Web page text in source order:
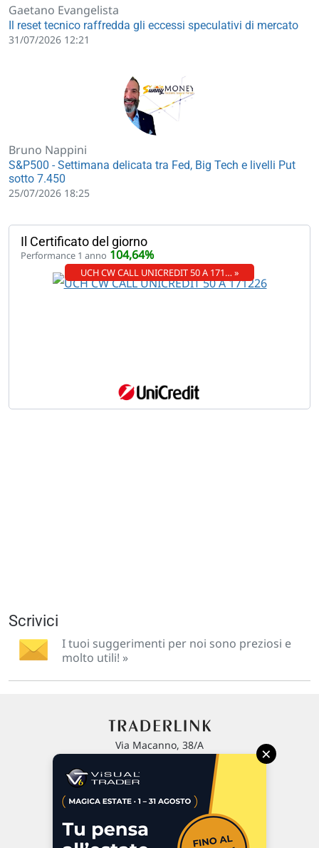
Gaetano Evangelista
Il reset tecnico raffredda gli eccessi speculativi di mercato
31/07/2026 12:21
Bruno Nappini
S&P500 - Settimana delicata tra Fed, Big Tech e livelli Put
sotto 7.450
25/07/2026 18:25
Il Certificato del giorno
Performance 1 anno 104,64%
UCH CW CALL UNICREDIT 50 A 171… »
Scrivici
I tuoi suggerimenti per noi sono preziosi e
molto utili! »
Via Macanno, 38/A
P.IVA 02 452 460 401
Commenti e segnalazioni
×